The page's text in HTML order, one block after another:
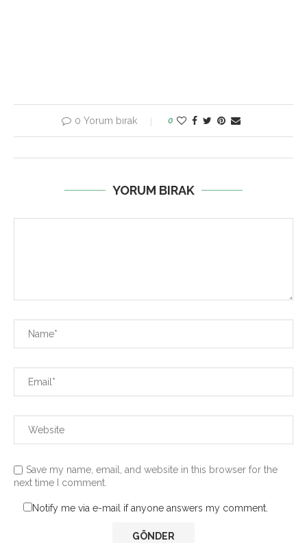
0 Yorum bırak 0
YORUM BIRAK
Save my name, email, and website in this browser for the
next time I comment.
Notify me via e-mail if anyone answers my comment.